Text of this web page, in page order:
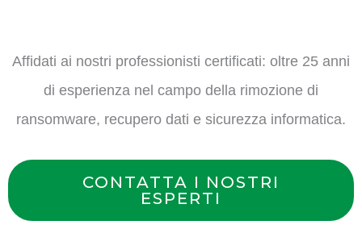
Affidati ai nostri professionisti certificati: oltre 25 anni
di esperienza nel campo della rimozione di
ransomware, recupero dati e sicurezza informatica.
CONTATTA I NOSTRI
ESPERTI